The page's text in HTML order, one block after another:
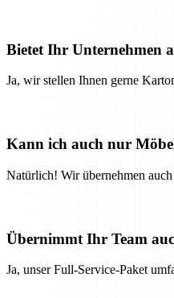
Bietet Ihr Unternehmen
Ja, wir stellen Ihnen gerne
Kann ich auch nur
Natürlich! Wir übernehmen
Übernimmt Ihr Team
Ja, unser Full-Service-Paket